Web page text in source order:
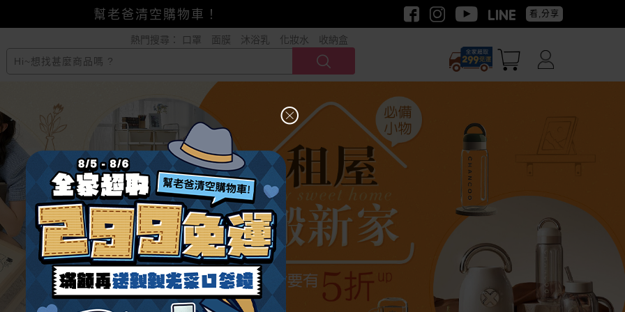
賺美幣~換好禮~立即換GO~
小三美日x全支付~美幣+全點折上折超划算
幫老爸清空購物車！
全家超取299免運 看,分享
熱門搜尋： 口罩 面膜 沐浴乳 化妝水 收納盒